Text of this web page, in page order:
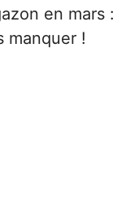
en mars :
manquer !